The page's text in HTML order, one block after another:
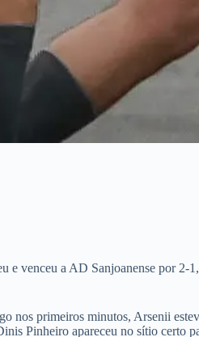
venceu a AD Sanjoanense por 2-
primeiros minutos, Arsenii
Pinheiro apareceu no sítio certo